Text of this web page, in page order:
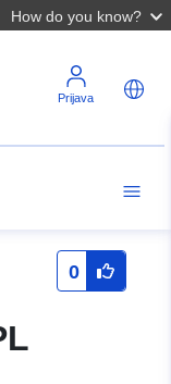
How do you know?
Prijava
0